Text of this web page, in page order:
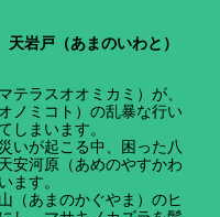
天岩戸（あまのいわと）
テラスオオミカミ）が、
ノミコト）の乱暴な行い
しまいます。
いが起こる中、困った八
安河原（あめのやすかわ
ます。
（あまのかぐやま）のヒ